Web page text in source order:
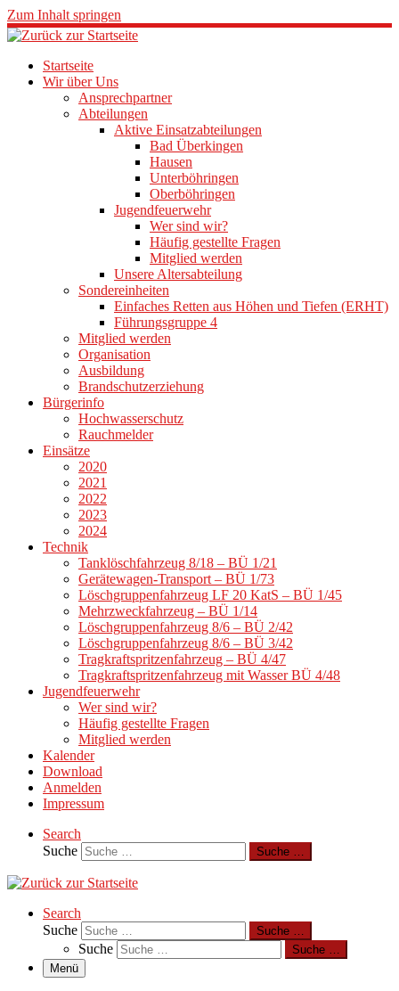
Zum Inhalt springen
Startseite
Wir über Uns
Ansprechpartner
Abteilungen
Aktive Einsatzabteilungen
Bad Überkingen
Hausen
Unterböhringen
Oberböhringen
Jugendfeuerwehr
Wer sind wir?
Häufig gestellte Fragen
Mitglied werden
Unsere Altersabteilung
Sondereinheiten
Einfaches Retten aus Höhen und Tiefen (ERHT)
Führungsgruppe 4
Mitglied werden
Organisation
Ausbildung
Brandschutzerziehung
Bürgerinfo
Hochwasserschutz
Rauchmelder
Einsätze
2020
2021
2022
2023
2024
Technik
Tanklöschfahrzeug 8/18 – BÜ 1/21
Gerätewagen-Transport – BÜ 1/73
Löschgruppenfahrzeug LF 20 KatS – BÜ 1/45
Mehrzweckfahrzeug – BÜ 1/14
Löschgruppenfahrzeug 8/6 – BÜ 2/42
Löschgruppenfahrzeug 8/6 – BÜ 3/42
Tragkraftspritzenfahrzeug – BÜ 4/47
Tragkraftspritzenfahrzeug mit Wasser BÜ 4/48
Jugendfeuerwehr
Wer sind wir?
Häufig gestellte Fragen
Mitglied werden
Kalender
Download
Anmelden
Impressum
Search
Suche
Suche …
Search
Suche
Suche …
Suche
Suche …
Menü